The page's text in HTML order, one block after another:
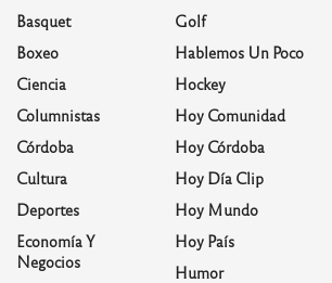
Basquet
Boxeo
Ciencia
Columnistas
Córdoba
Cultura
Deportes
Economía Y
Negocios
Golf
Hablemos Un Poco
Hockey
Hoy Comunidad
Hoy Córdoba
Hoy Día Clip
Hoy Mundo
Hoy País
Humor